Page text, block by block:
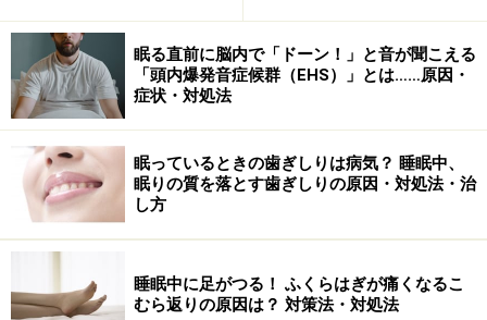
私も抗ヒスタミン薬の効果が弱くて、くしゃみ・鼻水・
鼻づまり・目のかゆみに苦しめられた年がありました。
しかし、セレスタミンを飲み始めた翌日には、つらい症
状のほとんどがなくなり、自分がこんなに効くのならも
っと早くから飲めばよかったと驚いたものです。
しかしセレスタミンはとても良い薬なのですが、注意も
必要です。飲んだ後に眠くなることがあります。自動車
眠る直前に脳内で「ドーン！」と音が聞こえる
「頭内爆発音症候群（EHS）」とは……原因・
症状・対処法
眠っているときの歯ぎしりは病気？ 睡眠中、
眠りの質を落とす歯ぎしりの原因・対処法・治
し方
睡眠中に足がつる！ ふくらはぎが痛くなるこ
むら返りの原因は？ 対策法・対処法